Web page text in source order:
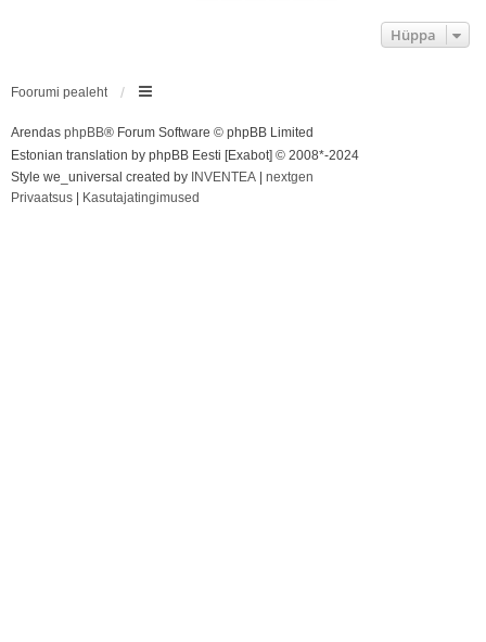
Hüppa
Foorumi pealeht
Arendas phpBB® Forum Software © phpBB Limited
Estonian translation by phpBB Eesti [Exabot] © 2008*-2024
Style we_universal created by INVENTEA
nextgen
Privaatsus
Kasutajatingimused